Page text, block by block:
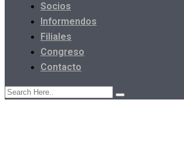
Socios
Informendos
Filiales
Congreso
Contacto